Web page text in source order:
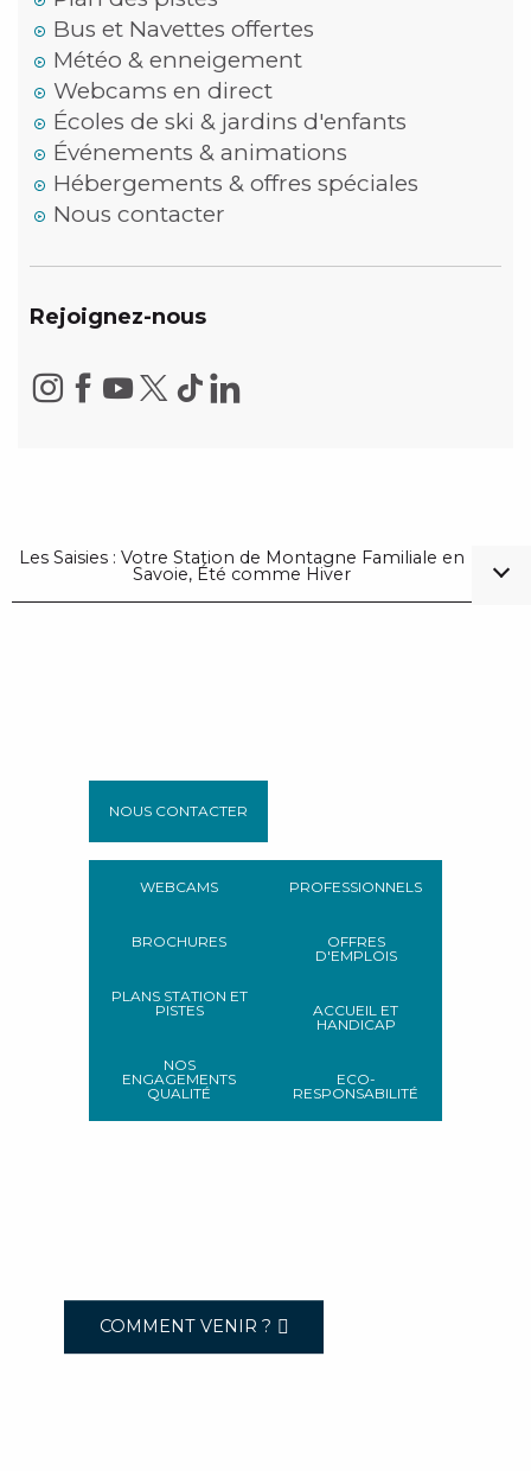
Bus et Navettes offertes
Météo & enneigement
Webcams en direct
Écoles de ski & jardins d'enfants
Événements & animations
Hébergements & offres spéciales
Nous contacter
Rejoignez-nous
Les Saisies : Votre Station de Montagne Familiale en
Savoie, Été comme Hiver
NOUS CONTACTER
WEBCAMS
BROCHURES
PLANS STATION ET
PISTES
NOS
ENGAGEMENTS
QUALITÉ
PROFESSIONNELS
OFFRES
D'EMPLOIS
ACCUEIL ET
HANDICAP
ECO-
RESPONSABILITÉ
COMMENT VENIR ?